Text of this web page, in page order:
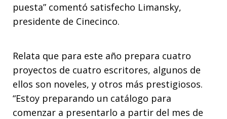
puesta” comentó satisfecho Limansky,
presidente de Cinecinco.
Relata que para este año prepara cuatro
proyectos de cuatro escritores, algunos de
ellos son noveles, y otros más prestigiosos.
“Estoy preparando un catálogo para
comenzar a presentarlo a partir del mes de